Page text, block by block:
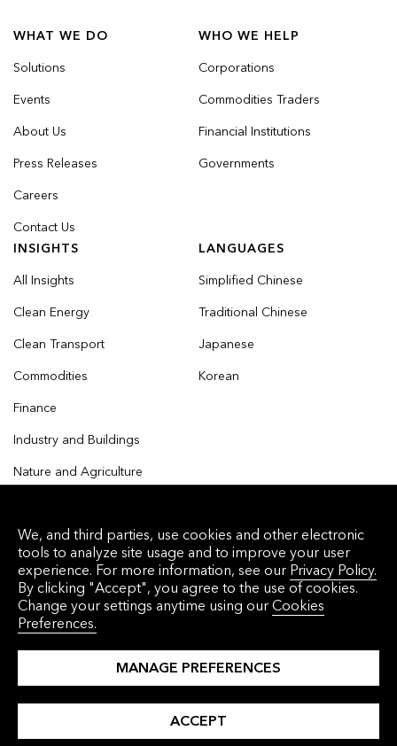
WHAT WE DO
Solutions
Events
About Us
Press Releases
Careers
Contact Us
WHO WE HELP
Corporations
Commodities Traders
Financial Institutions
Governments
INSIGHTS
All Insights
Clean Energy
Clean Transport
Commodities
Finance
Industry and Buildings
Nature and Agriculture
LANGUAGES
Simplified Chinese
Traditional Chinese
Japanese
Korean
© 2026 Bloomberg Finance L.P. All rights reserved.
Privacy Policy Terms of Service Disclaimer
Cookie Preferences
We, and third parties, use cookies and other electronic
tools to analyze site usage and to improve your user
experience. For more information, see our Privacy Policy.
By clicking "Accept", you agree to the use of cookies.
Change your settings anytime using ourCookies
Preferences.
MANAGE PREFERENCES
ACCEPT